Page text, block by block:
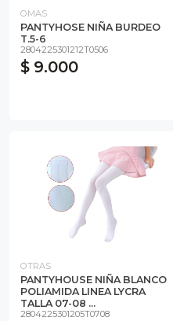
OMAS
PANTYHOSE NIÑA BURDEO
T.5-6
2804225301212T0506
$ 9.000
OTRAS
PANTYHOUSE NIÑA BLANCO
POLIAMIDA LINEA LYCRA
TALLA 07-08 ...
2804225301205T0708